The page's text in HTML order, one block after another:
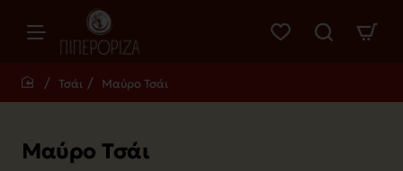
Τσάι Μαύρο Τσάι
Μαύρο Τσάι